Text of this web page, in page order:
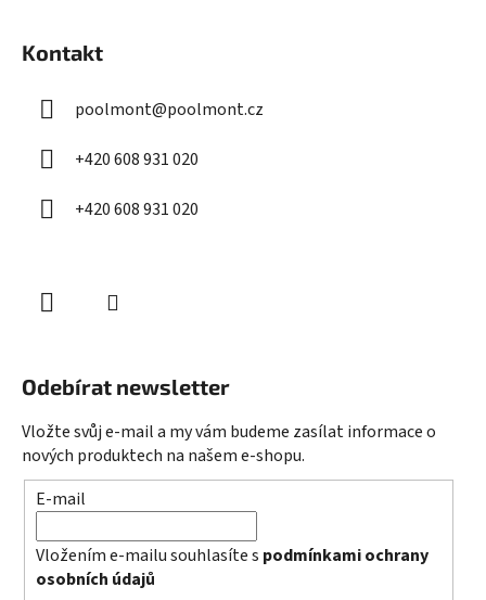
Kontakt
poolmont@poolmont.cz
+420 608 931 020
+420 608 931 020
Odebírat newsletter
Vložte svůj e-mail a my vám budeme zasílat informace o
nových produktech na našem e-shopu.
E-mail
Vložením e-mailu souhlasíte s podmínkami ochrany
osobních údajů